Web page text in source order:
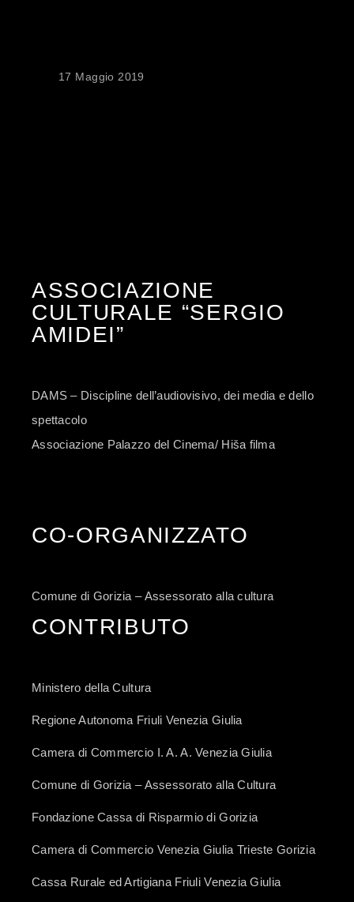
17 Maggio 2019
ASSOCIAZIONE
CULTURALE “SERGIO
AMIDEI”
DAMS – Discipline dell’audiovisivo, dei media e dello
spettacolo
Associazione Palazzo del Cinema/ Hiša filma
CO-ORGANIZZATO
Comune di Gorizia – Assessorato alla cultura
CONTRIBUTO
Ministero della Cultura
Regione Autonoma Friuli Venezia Giulia
Camera di Commercio I. A. A. Venezia Giulia
Comune di Gorizia – Assessorato alla Cultura
Fondazione Cassa di Risparmio di Gorizia
Camera di Commercio Venezia Giulia Trieste Gorizia
Cassa Rurale ed Artigiana Friuli Venezia Giulia